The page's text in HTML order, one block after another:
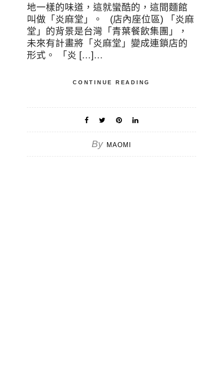
地一樣的味道，這就蠻酷的，這間麵館
叫做「炎麻堂」。 (店內座位區) 「炎麻
堂」的背景是台灣「青葉餐飲集團」，
未來有計畫將「炎麻堂」變成連鎖店的
形式。 「炎 […]…
CONTINUE READING
By MAOMI